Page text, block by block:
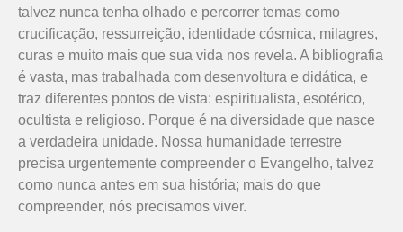
talvez nunca tenha olhado e percorrer temas como
crucificação, ressurreição, identidade cósmica, milagres,
curas e muito mais que sua vida nos revela. A bibliografia
é vasta, mas trabalhada com desenvoltura e didática, e
traz diferentes pontos de vista: espiritualista, esotérico,
ocultista e religioso. Porque é na diversidade que nasce
a verdadeira unidade. Nossa humanidade terrestre
precisa urgentemente compreender o Evangelho, talvez
como nunca antes em sua história; mais do que
compreender, nós precisamos viver.